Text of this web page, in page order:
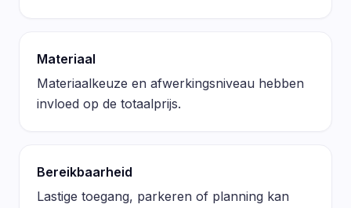
Materiaal
Materiaalkeuze en afwerkingsniveau hebben
invloed op de totaalprijs.
Bereikbaarheid
Lastige toegang, parkeren of planning kan